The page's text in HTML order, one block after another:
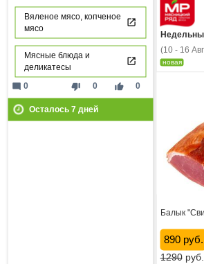
Вяленое мясо, копченое
мясо
Мясные блюда и
деликатесы
thumb_down 0 thumb_up 0
mode_comment 0
Осталось 7дней
(10 - 16
новая
Балык
890 руб.
1290руб.